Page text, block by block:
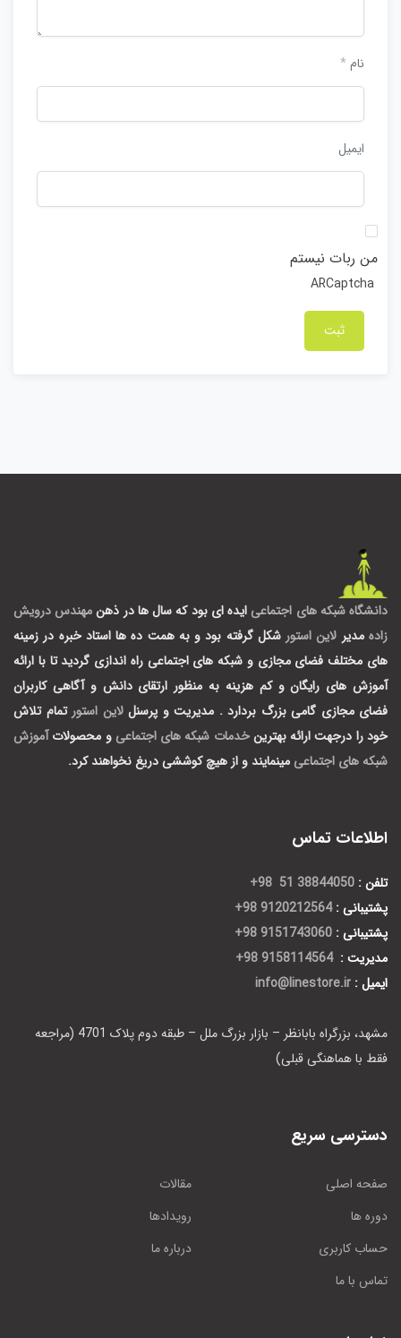
نام *
ایمیل
من ربات نیستم
ARCaptcha
دانشگاه شبکه های اجتماعی ایده ای بود که سال ها در ذهنمهندس درویش
زاده مدیر لاین استور شکل گرفته بود و به همت ده ها استاد خبره در زمینه
های مختلف فضای مجازی و شبکه های اجتماعی راه اندازی گردید تا با ارائه
آموزش های رایگان و کم هزینه به منظور ارتقای دانش و آگاهی کاربران
فضای مجازی گامی بزرگ بردارد . مدیریت و پرسنللاین استور تمام تلاش
خود را درجهت ارائه بهترینخدمات شبکه های اجتماعی و محصولات آموزش
شبکه های اجتماعی مینمایند و از هیچ کوششی دریغ نخواهند کرد.
اطلاعات تماس
تلفن : 38844050 51 98+
پشتیبانی : 9120212564 98+
پشتیبانی : 9151743060 98+
مدیریت : 9158114564 98+
ایمیل : info@linestore.ir
مشهد، بزرگراه بابانظر – بازار بزرگ ملل – طبقه دوم پلاک 4701 (مراجعه
فقط با هماهنگی قبلی)
دسترسی سریع
صفحه اصلی
مقالات
دوره ها
رویدادها
حساب کاربری
درباره ما
تماس با ما